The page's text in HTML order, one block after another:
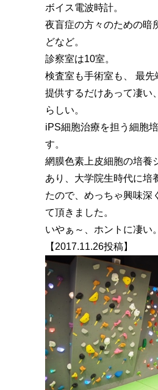
ボイス電波時計。
夜盲症の方々のための暗
どなど。
診察室は10室。
検査室も手術室も、 最先
提供するだけあって凄い
らしい️。
iPS細胞治療を担う細胞
す。
網膜色素上皮細胞の培養
あり、大学院生時代に培
たので、めっちゃ興味深
て頂きました。
いやぁ～、ホントに凄い。
【2017.11.26投稿】